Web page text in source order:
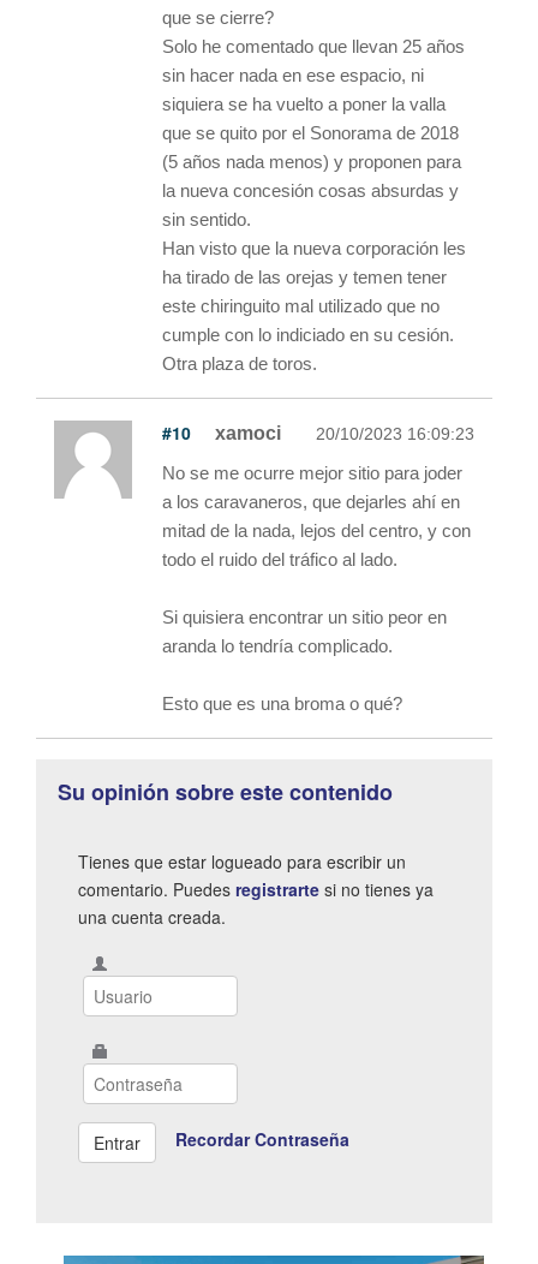
que se cierre?
Solo he comentado que llevan 25 años
sin hacer nada en ese espacio, ni
siquiera se ha vuelto a poner la valla
que se quito por el Sonorama de 2018
(5 años nada menos) y proponen para
la nueva concesión cosas absurdas y
sin sentido.
Han visto que la nueva corporación les
ha tirado de las orejas y temen tener
este chiringuito mal utilizado que no
cumple con lo indiciado en su cesión.
Otra plaza de toros.
#10 xamoci 20/10/2023 16:09:23
No se me ocurre mejor sitio para joder
a los caravaneros, que dejarles ahí en
mitad de la nada, lejos del centro, y con
todo el ruido del tráfico al lado.
Si quisiera encontrar un sitio peor en
aranda lo tendría complicado.
Esto que es una broma o qué?
Su opinión sobre este contenido
Tienes que estar logueado para escribir un
comentario. Puedes registrarte si no tienes ya
una cuenta creada.
Recordar Contraseña